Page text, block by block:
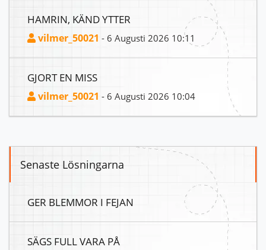
HAMRIN, KÄND YTTER
vilmer_50021 - 6 Augusti 2026 10:11
GJORT EN MISS
vilmer_50021 - 6 Augusti 2026 10:04
Senaste Lösningarna
GER BLEMMOR I FEJAN
SÄGS FULL VARA PÅ